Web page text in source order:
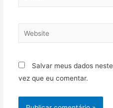
Salvar meus dados
vez que eu comentar.